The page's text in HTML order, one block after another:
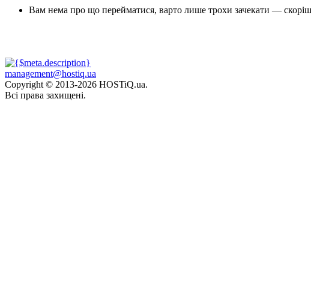
Вам нема про що перейматися, варто лише трохи зачекати — скоріш
management@hostiq.ua
Copyright © 2013-2026 HOSTiQ.ua.
Всі права захищені.